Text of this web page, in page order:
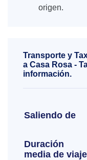
origen.
Transporte y
a Casa Rosa -
información.
Saliendo de
Duración
media de viaje